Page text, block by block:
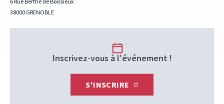
38000 GRENOBLE
Inscrivez-vous à l'événement !
S'INSCRIRE